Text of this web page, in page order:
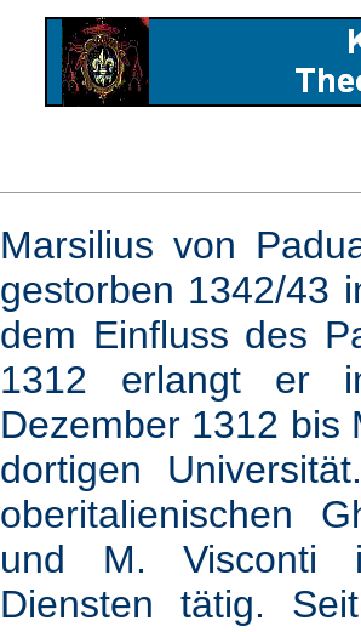
Marsilius von
gestorben 1342/43
dem Einfluss des
1312 erlangt er
Dezember 1312 bis
dortigen
oberitalienischen
und M. Visconti
Diensten tätig.